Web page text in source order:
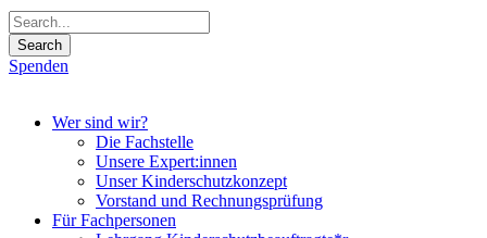
Spenden
Wer sind wir?
Die Fachstelle
Unsere Expert:innen
Unser Kinderschutzkonzept
Vorstand und Rechnungsprüfung
Für Fachpersonen